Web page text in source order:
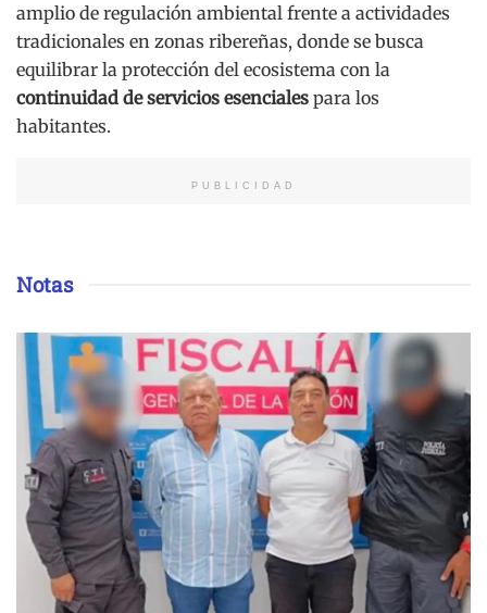
amplio de regulación ambiental frente a actividades
tradicionales en zonas ribereñas, donde se busca
equilibrar la protección del ecosistema con la
continuidad de servicios esenciales para los
habitantes.
PUBLICIDAD
Notas